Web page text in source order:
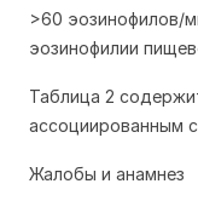
>60 эозинофилов/
эозинофилии
Таблица 2
ассоциированным
Жалобы и анамнез